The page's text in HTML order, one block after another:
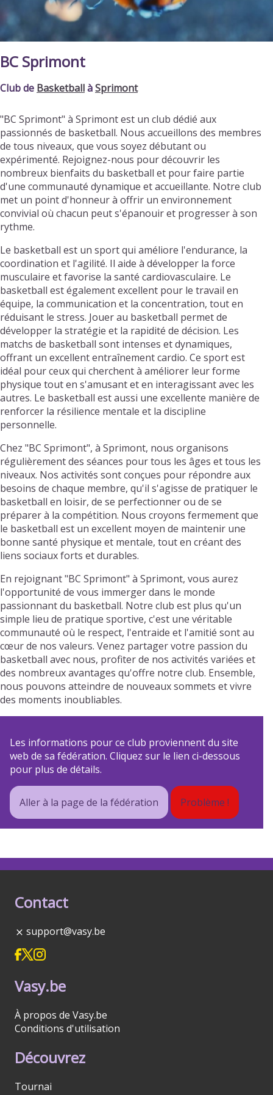
BC Sprimont
Club de BasketballàSprimont
"BC Sprimont" à Sprimont est un club dédié aux
passionnés de basketball. Nous accueillons des membres
de tous niveaux, que vous soyez débutant ou
expérimenté. Rejoignez-nous pour découvrir les
nombreux bienfaits du basketball et pour faire partie
d'une communauté dynamique et accueillante. Notre club
met un point d'honneur à offrir un environnement
convivial où chacun peut s'épanouir et progresser à son
rythme.
Le basketball est un sport qui améliore l'endurance, la
coordination et l'agilité. Il aide à développer la force
musculaire et favorise la santé cardiovasculaire. Le
basketball est également excellent pour le travail en
équipe, la communication et la concentration, tout en
réduisant le stress. Jouer au basketball permet de
développer la stratégie et la rapidité de décision. Les
matchs de basketball sont intenses et dynamiques,
offrant un excellent entraînement cardio. Ce sport est
idéal pour ceux qui cherchent à améliorer leur forme
physique tout en s'amusant et en interagissant avec les
autres. Le basketball est aussi une excellente manière de
renforcer la résilience mentale et la discipline
personnelle.
Chez "BC Sprimont", à Sprimont, nous organisons
régulièrement des séances pour tous les âges et tous les
niveaux. Nos activités sont conçues pour répondre aux
besoins de chaque membre, qu'il s'agisse de pratiquer le
basketball en loisir, de se perfectionner ou de se
préparer à la compétition. Nous croyons fermement que
le basketball est un excellent moyen de maintenir une
bonne santé physique et mentale, tout en créant des
liens sociaux forts et durables.
En rejoignant "BC Sprimont" à Sprimont, vous aurez
l'opportunité de vous immerger dans le monde
passionnant du basketball. Notre club est plus qu'un
simple lieu de pratique sportive, c'est une véritable
communauté où le respect, l'entraide et l'amitié sont au
cœur de nos valeurs. Venez partager votre passion du
basketball avec nous, profiter de nos activités variées et
des nombreux avantages qu'offre notre club. Ensemble,
nous pouvons atteindre de nouveaux sommets et vivre
des moments inoubliables.
Les informations pour ce club proviennent du site
web de sa fédération. Cliquez sur le lien ci-dessous
pour plus de détails.
Aller à la page de la fédération Problème !
Contact
support@vasy.be
Vasy.be
À propos de Vasy.be
Conditions d'utilisation
Découvrez
Tournai